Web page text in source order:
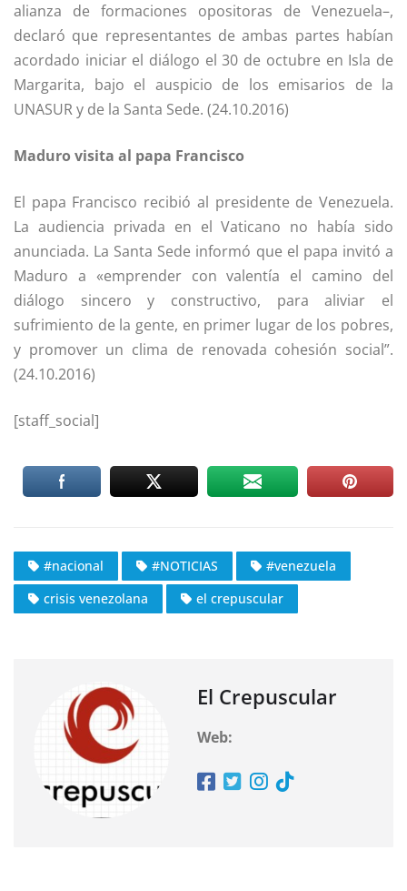
alianza de formaciones opositoras de Venezuela–,
declaró que representantes de ambas partes habían
acordado iniciar el diálogo el 30 de octubre en Isla de
Margarita, bajo el auspicio de los emisarios de la
UNASUR y de la Santa Sede. (24.10.2016)
Maduro visita al papa Francisco
El papa Francisco recibió al presidente de Venezuela.
La audiencia privada en el Vaticano no había sido
anunciada. La Santa Sede informó que el papa invitó a
Maduro a «emprender con valentía el camino del
diálogo sincero y constructivo, para aliviar el
sufrimiento de la gente, en primer lugar de los pobres,
y promover un clima de renovada cohesión social”.
(24.10.2016)
[staff_social]
#nacional #NOTICIAS
#venezuela
crisis venezolana
el crepuscular
El Crepuscular
Web: